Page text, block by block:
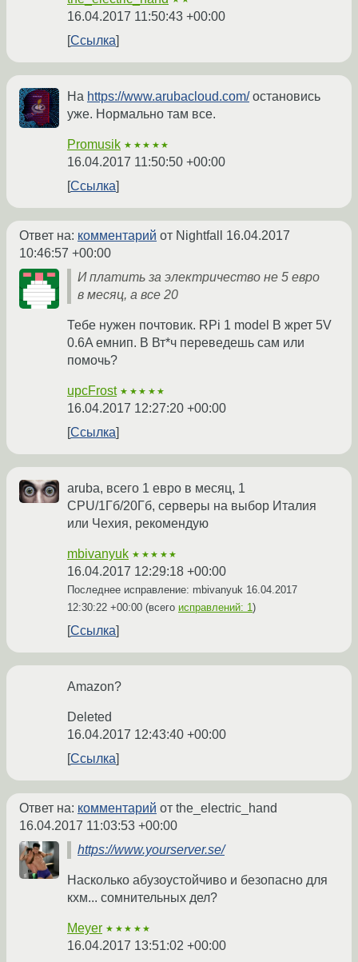
16.04.2017 11:50:43 +00:00
Ссылка
На https://www.arubacloud.com/остановись
уже. Нормально там все.
Promusik ★★★★★
16.04.2017 11:50:50 +00:00
Ссылка
Ответ на: комментарий от Nightfall 16.04.2017
10:46:57 +00:00
И платить за электричество не 5 евро
в месяц, а все 20
Тебе нужен почтовик. RPi 1 model B жрет 5V
0.6A емнип. В Вт*ч переведешь сам или
помочь?
upcFrost ★★★★★
16.04.2017 12:27:20 +00:00
Ссылка
aruba, всего 1 евро в месяц, 1
CPU/1Гб/20Гб, серверы на выбор Италия
или Чехия, рекомендую
mbivanyuk ★★★★★
16.04.2017 12:29:18 +00:00
Последнее исправление: mbivanyuk 16.04.2017
12:30:22 +00:00 (всего исправлений: 1)
Ссылка
Amazon?
Deleted
16.04.2017 12:43:40 +00:00
Ссылка
Ответ на: комментарий от the_electric_hand
16.04.2017 11:03:53 +00:00
https://www.yourserver.se/
Насколько абузоустойчиво и безопасно для
кхм... сомнительных дел?
Meyer ★★★★★
16.04.2017 13:51:02 +00:00